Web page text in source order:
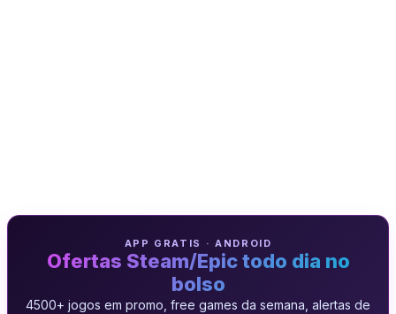
APP GRATIS · ANDROID
Ofertas Steam/Epic todo dia no
bolso
4500+ jogos em promo, free games da semana, alertas de